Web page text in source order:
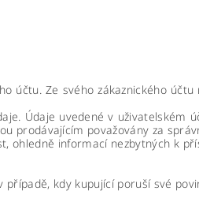
účtu. Ze svého zákaznického účtu
Údaje uvedené v uživatelském
prodávajícím považovány za
ohledně informací nezbytných k
kdy kupující poruší své